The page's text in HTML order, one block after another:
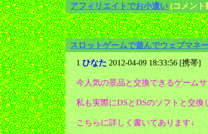
アフィリエイトでお小遣い(コメント
スロットゲームで遊んでウェブマネ
1ひなた2012-04-09 18:33:56 [携帯]
今人気の景品と交換できるゲーム
私も実際にDSとDSのソフトと交
こちらに詳しく書いてあります↓